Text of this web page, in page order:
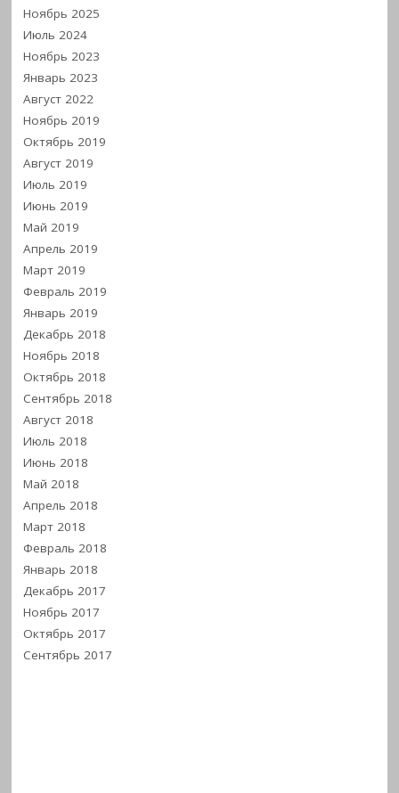
Ноябрь 2025
Июль 2024
Ноябрь 2023
Январь 2023
Август 2022
Ноябрь 2019
Октябрь 2019
Август 2019
Июль 2019
Июнь 2019
Май 2019
Апрель 2019
Март 2019
Февраль 2019
Январь 2019
Декабрь 2018
Ноябрь 2018
Октябрь 2018
Сентябрь 2018
Август 2018
Июль 2018
Июнь 2018
Май 2018
Апрель 2018
Март 2018
Февраль 2018
Январь 2018
Декабрь 2017
Ноябрь 2017
Октябрь 2017
Сентябрь 2017